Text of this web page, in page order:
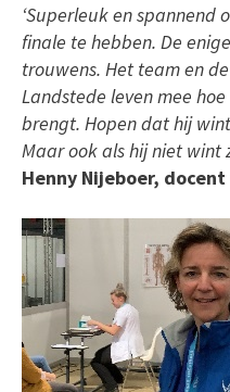
‘Superleuk en spannend
finale te hebben. De
trouwens. Het team en
Landstede leven mee
brengt. Hopen dat hij
Maar ook als hij niet wint
Henny Nijeboer,